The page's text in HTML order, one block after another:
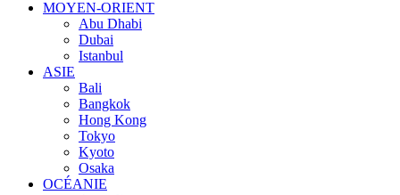
MOYEN-ORIENT
Abu Dhabi
Dubai
Istanbul
ASIE
Bali
Bangkok
Hong Kong
Tokyo
Kyoto
Osaka
OCÉANIE